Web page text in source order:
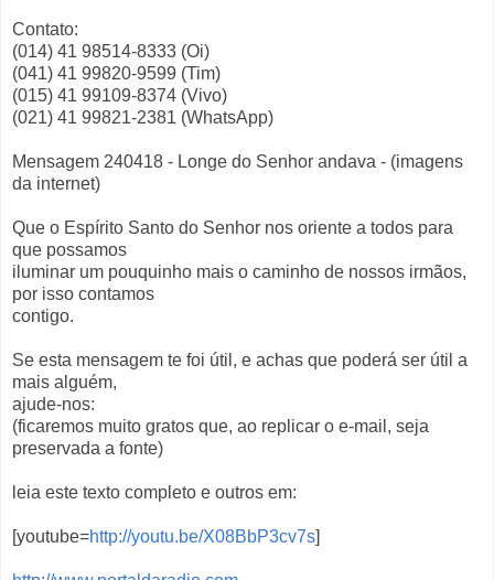
Contato:
(014) 41 98514-8333 (Oi)
(041) 41 99820-9599 (Tim)
(015) 41 99109-8374 (Vivo)
(021) 41 99821-2381 (WhatsApp)
Mensagem 240418 - Longe do Senhor andava - (imagens
da internet)
Que o Espírito Santo do Senhor nos oriente a todos para
que possamos
iluminar um pouquinho mais o caminho de nossos irmãos,
por isso contamos
contigo.
Se esta mensagem te foi útil, e achas que poderá ser útil a
mais alguém,
ajude-nos:
(ficaremos muito gratos que, ao replicar o e-mail, seja
preservada a fonte)
leia este texto completo e outros em:
[youtube=http://youtu.be/X08BbP3cv7s]